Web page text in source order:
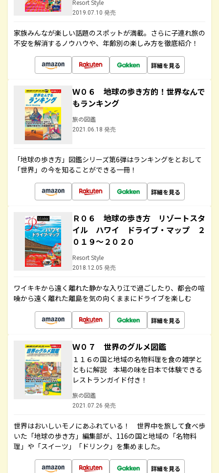
Resort Style
2019.07.10 発売
家族みんなが楽しい話題のスポットが満載。さらに子連れ旅の
不安を解消するノウハウや、年齢別の楽しみ方を徹底紹介！
詳細を見る
Ｗ０６ 地球の歩き方的！世界なんで
もランキング
旅の図鑑
2021.06.18 発売
「地球の歩き方」図鑑シリーズ第6弾はランキングをとおして
「世界」の今を知ることができる一冊！
詳細を見る
Ｒ０６ 地球の歩き方 リゾートスタ
イル ハワイ ドライブ・マップ ２
０１９～２０２０
Resort Style
2018.12.05 発売
ワイキキから遠く離れた静かな入り江で過ごしたり、都会の喧
噪から遠く離れた離島を気の向くままにドライブを楽しむ
詳細を見る
Ｗ０７ 世界のグルメ図鑑
１１６の国と地域の名物料理を食の雑学と
ともに解説 本場の味を日本で体験できる
レストランガイド付き！
旅の図鑑
2021.07.26 発売
世界はおいしいモノにあふれている！ 世界中を旅して食べ歩
いた「地球の歩き方」編集部が、116の国と地域の「名物料
理」や「スイーツ」「ドリンク」を集めました。
詳細を見る